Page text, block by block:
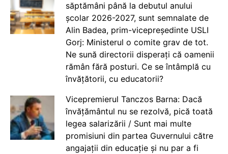
săptămâni până la debutul anului
școlar 2026-2027, sunt semnalate de
Alin Badea, prim-vicepreședinte USLI
Gorj: Ministerul o comite grav de tot.
Ne sună directorii disperați că oamenii
rămân fără posturi. Ce se întâmplă cu
învățătorii, cu educatorii?
Vicepremierul Tanczos Barna: Dacă
învățământul nu se rezolvă, pică toată
legea salarizării / Sunt mai multe
promisiuni din partea Guvernului către
angajații din educație și nu par a fi